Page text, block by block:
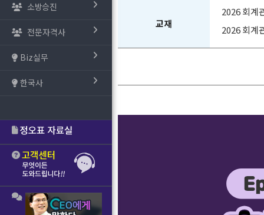
소방승진
전문자격사
Biz실무
한국사
교재
2026 회계
2026 회계